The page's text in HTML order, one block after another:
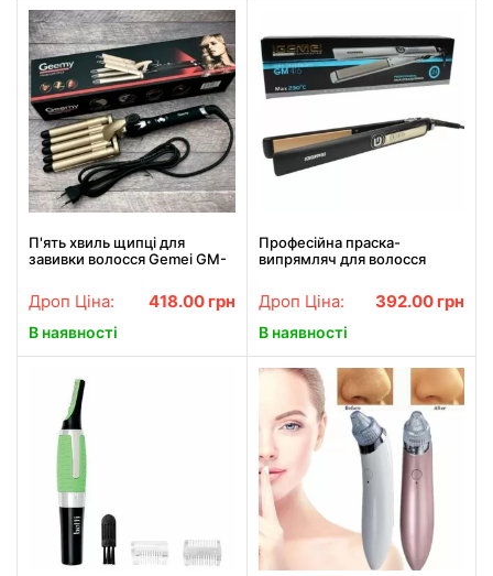
П'ять хвиль щипці для
завивки волосся Gemei GM-
волосся АКЦІЯ
Дроп Ціна: 418.00 грн
В наявності
Професійна праска-
випрямляч для волосся
Дроп Ціна: 392.00 грн
В наявності